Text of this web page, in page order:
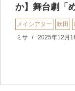
か】舞台劇「
メイシアター 吹田
ミサ
2025年12月